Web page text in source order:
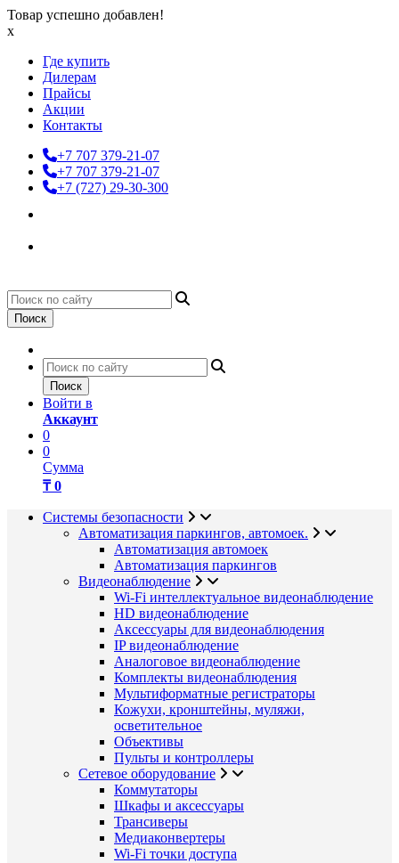
Товар успешно добавлен!
x
Где купить
Дилерам
Прайсы
Акции
Контакты
+7 707 379-21-07
+7 707 379-21-07
+7 (727) 29-30-300
Поиск
Поиск
Войти в
Аккаунт
0
0
Сумма
₸ 0
Системы безопасности
Автоматизация паркингов, автомоек.
Автоматизация автомоек
Автоматизация паркингов
Видеонаблюдение
Wi-Fi интеллектуальное видеонаблюдение
HD видеонаблюдение
Аксессуары для видеонаблюдения
IP видеонаблюдение
Аналоговое видеонаблюдение
Комплекты видеонаблюдения
Мультиформатные регистраторы
Кожухи, кронштейны, муляжи,
осветительное
Объективы
Пульты и контроллеры
Сетевое оборудование
Коммутаторы
Шкафы и аксессуары
Трансиверы
Медиаконвертеры
Wi-Fi точки доступа